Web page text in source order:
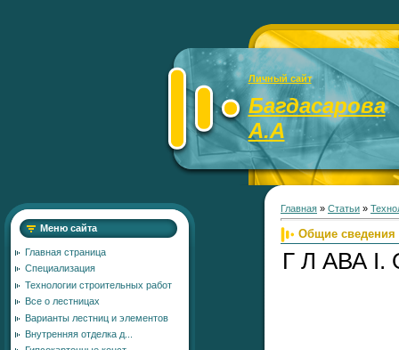
Личный сайт
Багдасарова
А.А
Меню сайта
Главная страница
Специализация
Технологии строительных работ
Все о лестницах
Варианты лестниц и элементов
Внутренняя отделка д...
Главная » Статьи »
Общие сведения
Г Л АВА